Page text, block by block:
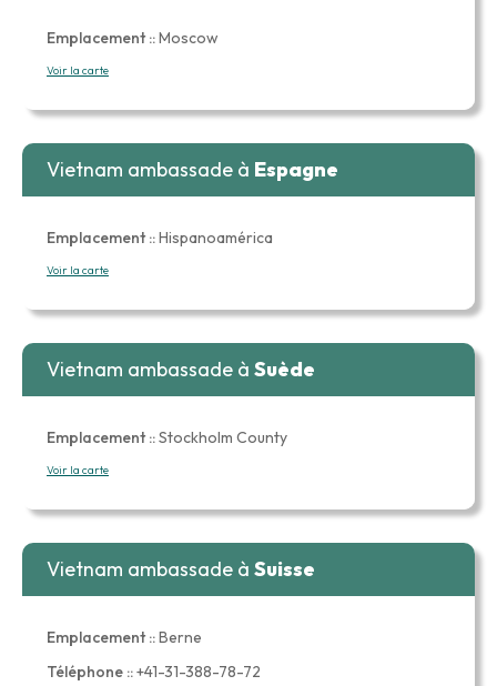
Emplacement ::Moscow
Voir la carte
Vietnam ambassade à Espagne
Emplacement ::Hispanoamérica
Voir la carte
Vietnam ambassade à Suède
Emplacement ::Stockholm County
Voir la carte
Vietnam ambassade à Suisse
Emplacement ::Berne
Téléphone ::+41-31-388-78-72